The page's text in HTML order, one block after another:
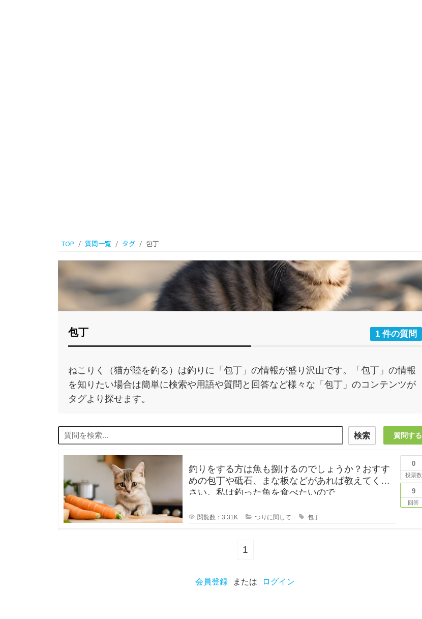
TOP 質問一覧 タグ 包丁
包丁 1 件の質問
ねこりく（猫が陸を釣る）は釣りに「包丁」の情報が盛り沢山です。「包丁」の情報
を知りたい場合は簡単に検索や用語や質問と回答など様々な「包丁」のコンテンツが
タグより探せます。
質問する
検索
釣りをする方は魚も捌けるのでしょうか？おすす
めの包丁や砥石、まな板などがあれば教えてくだ
さい。私は釣った魚を食べたいので
閲覧数：3.31K つりに関して 包丁
0
投票数
9
回答
1
会員登録 または ログイン